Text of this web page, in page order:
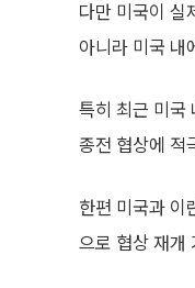
다만 미국이 실
아니라 미국 내
특히 최근 미국
종전 협상에 적
한편 미국과 이
으로 협상 재개